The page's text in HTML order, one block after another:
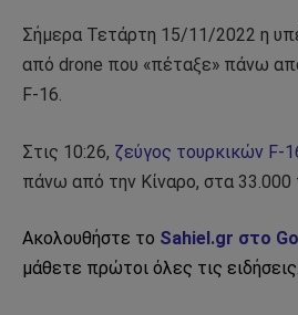
Σήμερα Τετάρτη 15/11/2022 η
από drone που «πέταξε» πάνω
F-16.
Στις 10:26, ζεύγος τουρκικών F-
πάνω από την Κίναρο, στα 33.000
Ακολουθήστε το Sahiel.gr στο
μάθετε πρώτοι όλες τις ειδήσεις.